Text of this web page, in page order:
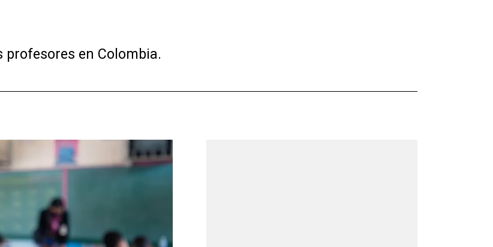
en Colombia.